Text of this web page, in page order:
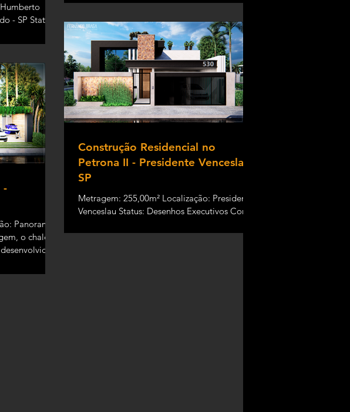
- SP Status:
Engenharia: Tadeu...
-
Panorama
o chalé
Construção Residencial no
Petrona II - Presidente Venceslau -
SP
Metragem: 255,00m² Localização: Presidente
Venceslau Status: Desenhos Executivos Como